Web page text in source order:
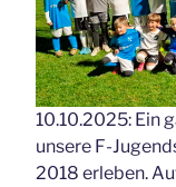
10.10.2025: Ein
unsere F-
2018 erleben.